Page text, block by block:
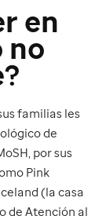
en
no
familias les
de
por sus
Pink
(la casa
de Atención al